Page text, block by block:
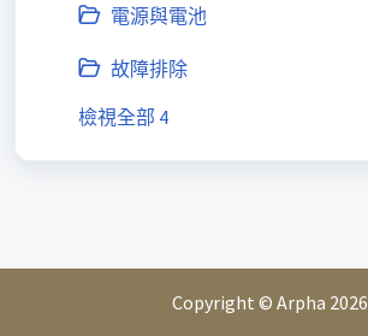
電源與電池
故障排除
檢視全部 4
Copyright © Arpha 2026